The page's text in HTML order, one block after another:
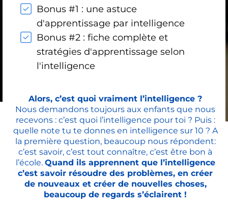
Bonus #1 : une astuce
d'apprentissage par intelligence
Bonus #2 : fiche complète et
stratégies d'apprentissage selon
l'intelligence
Alors, c’est quoi vraiment l’intelligence ?
Nous demandons toujours aux enfants que nous
recevons : c’est quoi l’intelligence pour toi ? Puis :
quelle note tu te donnes en intelligence sur 10 ? A
la première question, beaucoup nous répondent:
c’est savoir, c’est tout connaître, c’est être bon à
l’école. Quand ils apprennent que l’intelligence
c’est savoir résoudre des problèmes, en créer
de nouveaux et créer de nouvelles choses,
beaucoup de regards s’éclairent !